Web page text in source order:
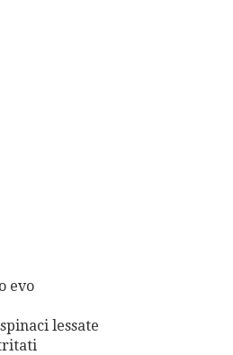
evo
lessate
tritati